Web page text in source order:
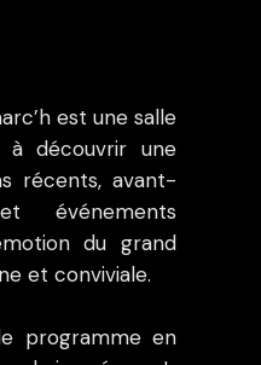
est une salle
à découvrir une
récents, avant-
événements
du grand
et conviviale.
programme en